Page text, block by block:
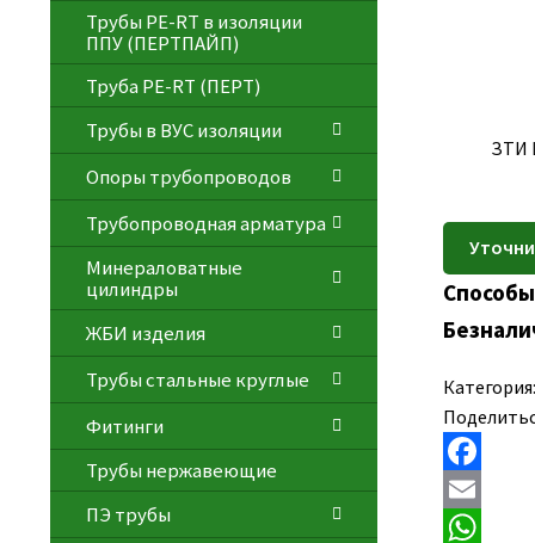
ЗТИ
Категория:
F
aE
Трубы PE-RT в изоляции
ППУ (ПЕРТПАЙП)
⁠Трубa PE-RT (ПЕРТ)
Трубы в ВУС изоляции
Опоры трубопроводов
Трубопроводная арматура
Минераловатные
цилиндры
ЖБИ изделия
Трубы стальные круглые
Фитинги
Трубы нержавеющие
ПЭ трубы